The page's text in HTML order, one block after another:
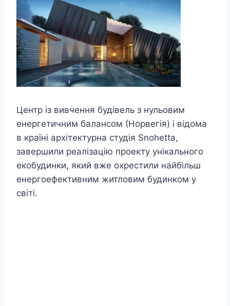
Центр із вивчення будівель з нульовим
енергетичним балансом (Норвегія) і відома
в країні архітектурна студія Snоhetta,
завершили реалізацію проекту унікального
екобудинки, який вже охрестили найбільш
енергоефективним житловим будинком у
світі.